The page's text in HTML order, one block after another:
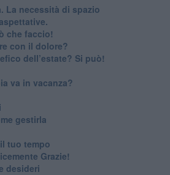
La necessità di spazio
che faccio!
con il dolore?
dell’estate? Si può!
va in vacanza?
gestirla
tuo tempo
Grazie!
desideri